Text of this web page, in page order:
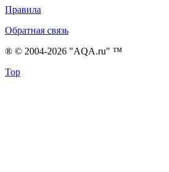
Правила
Обратная связь
® © 2004-2026 "AQA.ru" ™
Top